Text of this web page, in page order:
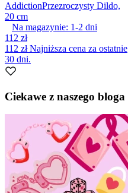
AddictionPrzezroczysty Dildo,
20 cm
Na magazynie: 1-2 dni
112 zł
112 złNajniższa cena za ostatnie
30 dni.
Ciekawe z naszego bloga